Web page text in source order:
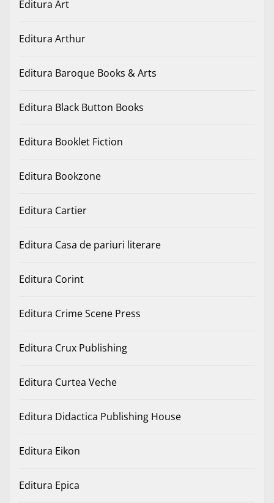
Editura Art
Editura Arthur
Editura Baroque Books & Arts
Editura Black Button Books
Editura Booklet Fiction
Editura Bookzone
Editura Cartier
Editura Casa de pariuri literare
Editura Corint
Editura Crime Scene Press
Editura Crux Publishing
Editura Curtea Veche
Editura Didactica Publishing House
Editura Eikon
Editura Epica